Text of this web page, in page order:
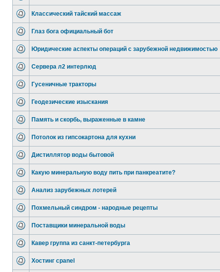
Классический тайский массаж
Глаз бога официальный бот
Юридические аспекты операций с зарубежной недвижимостью
Сервера л2 интерлюд
Гусеничные тракторы
Геодезические изыскания
Память и скорбь, выраженные в камне
Потолок из гипсокартона для кухни
Дистиллятор воды бытовой
Какую минеральную воду пить при панкреатите?
Анализ зарубежных лотерей
Похмельный синдром - народные рецепты
Поставщики минеральной воды
Кавер группа из санкт-петербурга
Хостинг cpanel